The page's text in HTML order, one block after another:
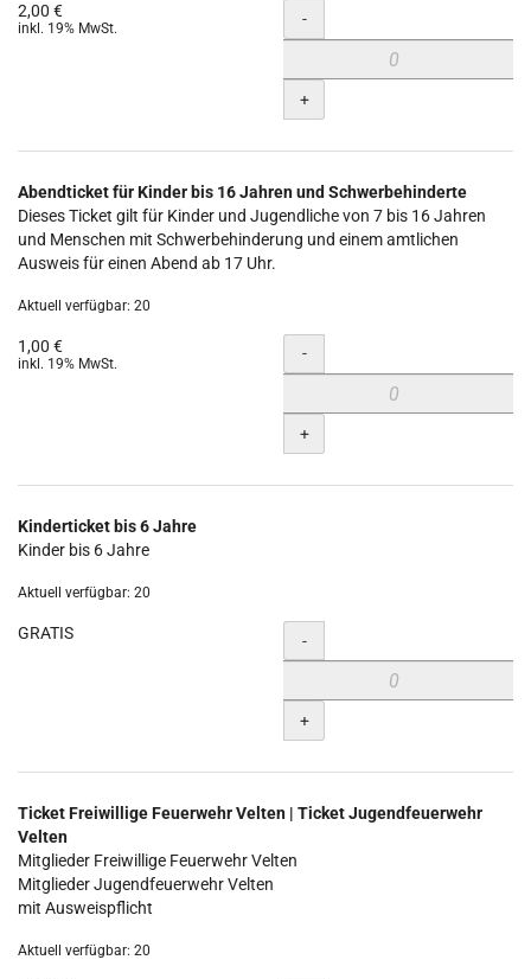
2,00 €
inkl. 19% MwSt. Menge
-
+
Abendticket für Kinder bis 16 Jahren und Schwerbehinderte
Dieses Ticket gilt für Kinder und Jugendliche von 7 bis 16 Jahren
und Menschen mit Schwerbehinderung und einem amtlichen
Ausweis für einen Abend ab 17 Uhr.
Aktuell verfügbar: 20
1,00 €
inkl. 19% MwSt. Menge
-
+
Kinderticket bis 6 Jahre
Kinder bis 6 Jahre
Aktuell verfügbar: 20
GRATIS Menge
-
+
Ticket Freiwillige Feuerwehr Velten | Ticket Jugendfeuerwehr
Velten
Mitglieder Freiwillige Feuerwehr Velten
Mitglieder Jugendfeuerwehr Velten
mit Ausweispflicht
Aktuell verfügbar: 20